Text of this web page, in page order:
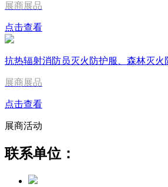
展商展品
点击查看
抗热辐射消防员灭火防护服、森林灭火
展商展品
点击查看
展商活动
联系单位：